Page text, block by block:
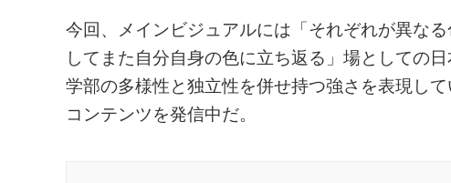
今回、メインビジュアルには「それぞれが異な
してまた自分自身の色に立ち返る」場としての
学部の多様性と独立性を併せ持つ強さを表現し
コンテンツを発信中だ。